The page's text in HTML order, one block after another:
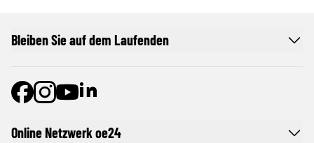
Online Netzwerk oe24
Bleiben Sie auf dem Laufenden